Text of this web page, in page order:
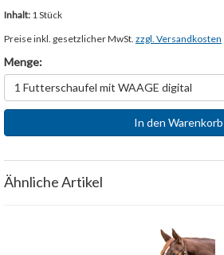
Inhalt: 1 Stück
Preise inkl. gesetzlicher MwSt. zzgl. Versandkosten
Menge:
1 Futterschaufel mit WAAGE digital
In den Warenkorb
Ähnliche Artikel